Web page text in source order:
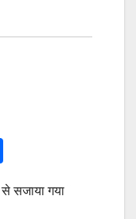
h
ar
सजाया गया